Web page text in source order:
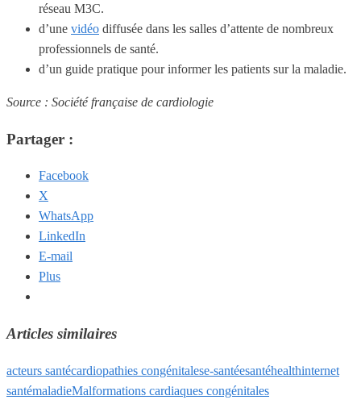
réseau M3C.
d’une vidéo diffusée dans les salles d’attente de nombreux
professionnels de santé.
d’un guide pratique pour informer les patients sur la maladie.
Source : Société française de cardiologie
Partager :
Facebook
X
WhatsApp
LinkedIn
E-mail
Plus
Articles similaires
acteurs santécardiopathies congénitalese-santéesantéhealthinternet
santémaladieMalformations cardiaques congénitales